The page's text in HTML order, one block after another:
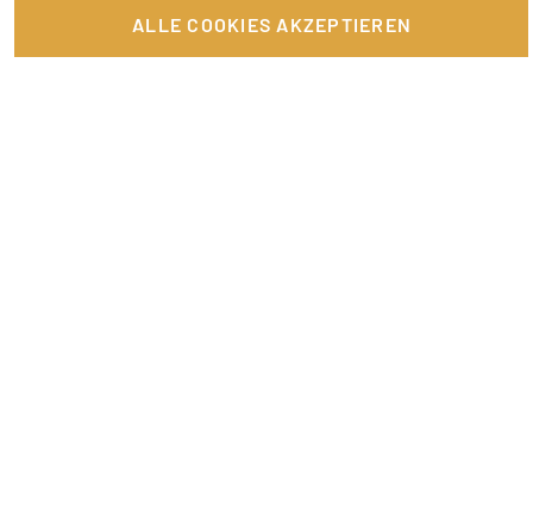
MEHR LESEN
ALLE COOKIES AKZEPTIEREN